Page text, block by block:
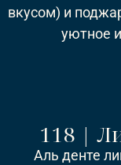
вкусом) и
уютное
118 |
Аль денте